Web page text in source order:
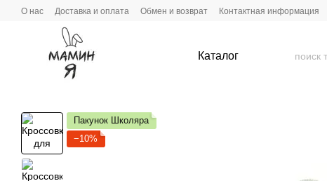
Перейти к основному контенту
О нас Доставка и оплата Обмен и возврат Контактная информация
Каталог
Пакунок Школяра
−10%